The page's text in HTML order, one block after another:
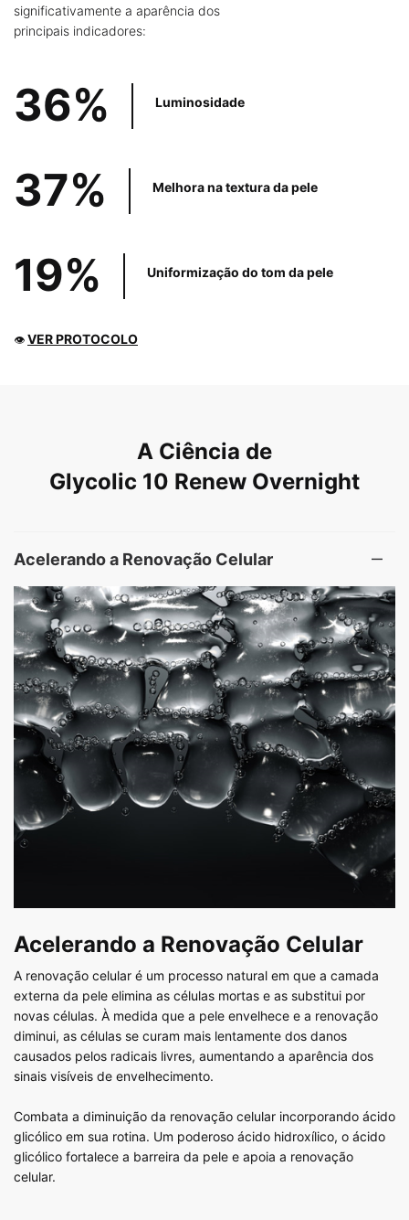
significativamente a aparência dos
principais indicadores:
36% Luminosidade
37% Melhora natextura da pele
19% Uniformização do tom da pele
👁 VER PROTOCOLO
A Ciência de
Glycolic 10 Renew Overnight
Acelerando a Renovação Celular
Acelerando a Renovação Celular
A renovação celular é um processo natural em que a camada
externa da pele elimina as células mortas e as substitui por
novas células. À medida que a pele envelhece e a renovação
diminui, as células se curam mais lentamente dos danos
causados pelos radicais livres, aumentando a aparência dos
sinais visíveis de envelhecimento.
Combata a diminuição da renovação celular incorporando ácido
glicólico em sua rotina. Um poderoso ácido hidroxílico, o ácido
glicólico fortalece a barreira da pele e apoia a renovação
celular.